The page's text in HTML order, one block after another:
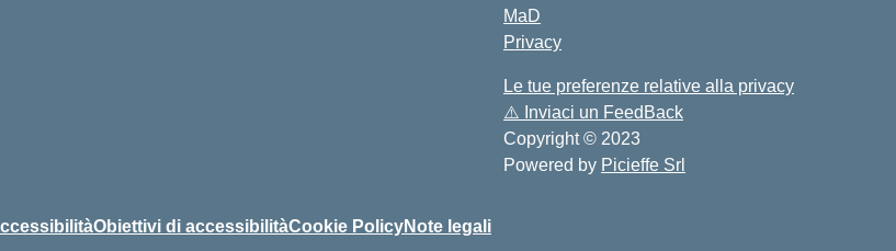
MaD
Privacy
Le tue preferenze relative alla privacy
⚠️ Inviaci un FeedBack
Copyright © 2023
Powered by Picieffe Srl
Obiettivi di accessibilitàCookie PolicyNote legali